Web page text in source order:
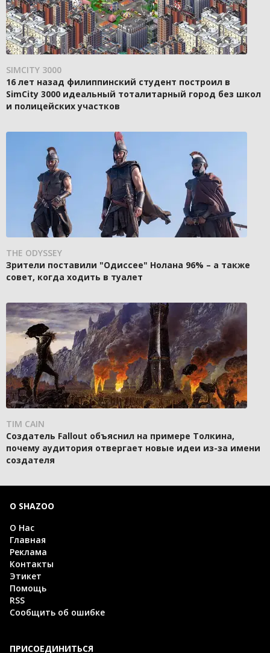
SIMCITY 3000
16 лет назад филиппинский студент построил в
SimCity 3000 идеальный тоталитарный город без школ
и полицейских участков
THE ODYSSEY
Зрители поставили "Одиссее" Нолана 96% – а также
совет, когда ходить в туалет
TIM CAIN
Создатель Fallout объяснил на примере Толкина,
почему аудитория отвергает новые идеи из-за имени
создателя
О SHAZOO
О Нас
Главная
Реклама
Контакты
Этикет
Помощь
RSS
Сообщить об ошибке
ПРИСОЕДИНИТЬСЯ